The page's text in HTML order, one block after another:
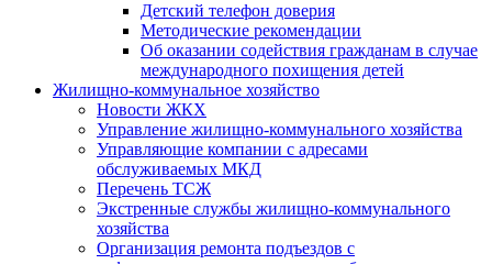
Детский телефон доверия
Методические рекомендации
Об оказании содействия гражданам в случае
международного похищения детей
Жилищно-коммунальное хозяйство
Новости ЖКХ
Управление жилищно-коммунального хозяйства
Управляющие компании с адресами
обслуживаемых МКД
Перечень ТСЖ
Экстренные службы жилищно-коммунального
хозяйства
Организация ремонта подъездов с